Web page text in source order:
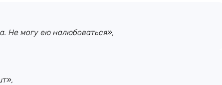
Не могу ею налюбоваться»,